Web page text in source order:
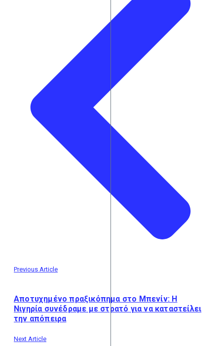
Previous Article
Αποτυχημένο πραξικόπημα στο Μπενίν: Η
Νιγηρία συνέδραμε με στρατό για να καταστείλει
την απόπειρα
Next Article